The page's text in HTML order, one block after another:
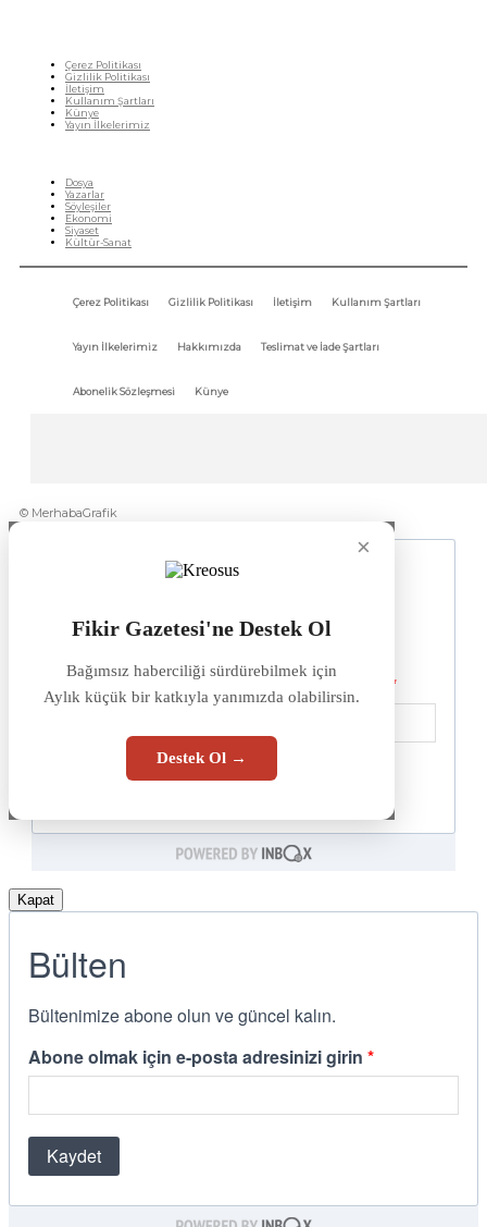
Çerez Politikası
Gizlilik Politikası
İletişim
Kullanım Şartları
Künye
Yayın İlkelerimiz
Dosya
Yazarlar
Söyleşiler
Ekonomi
Siyaset
Kültür-Sanat
Çerez Politikası Gizlilik Politikası İletişim Kullanım Şartları
Yayın İlkelerimiz Hakkımızda Teslimat ve İade Şartları
Abonelik Sözleşmesi Künye
© MerhabaGrafik
×
Fikir Gazetesi'ne Destek Ol
Bağımsız haberciliği sürdürebilmek için
Aylık küçük bir katkıyla yanımızda olabilirsin.
Destek Ol →
Kapat